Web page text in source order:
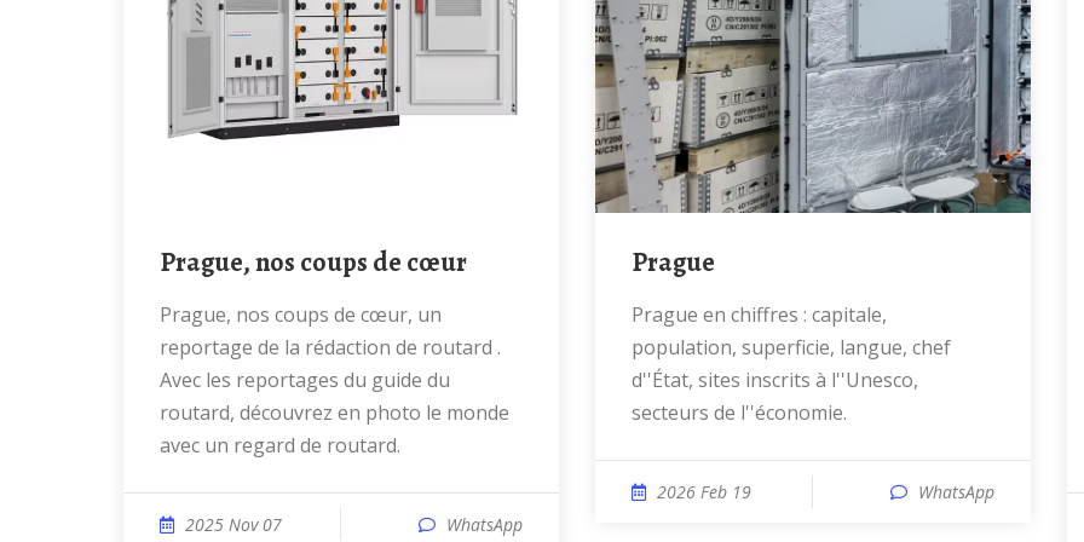
Prague, nos coups de cœur
Prague, nos coups de cœur, un
reportage de la rédaction de routard .
Avec les reportages du guide du
routard, découvrez en photo le monde
avec un regard de routard.
2025 Nov 07 WhatsApp
Prague
Prague en chiffres : capitale,
population, superficie, langue, chef
d''État, sites inscrits à l''Unesco,
secteurs de l''économie.
2026 Feb 19 WhatsApp